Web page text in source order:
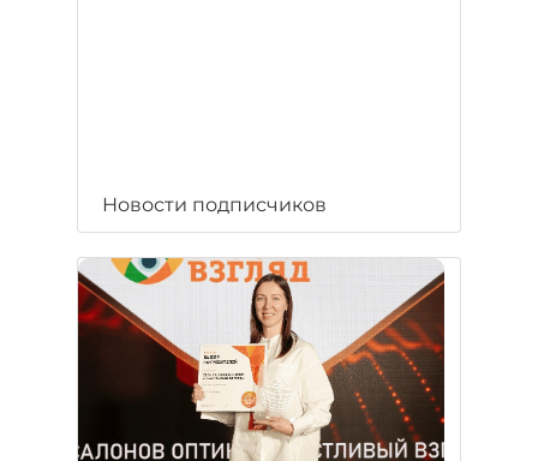
Новости подписчиков